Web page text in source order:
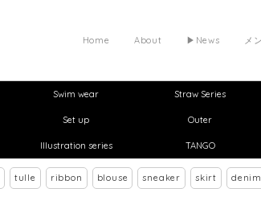
メ
▶︎News
About
Home
Swim wear Straw Series
Set up Outer
Illustration series TANGO
tulle ribbon blouse sneaker skirt denim